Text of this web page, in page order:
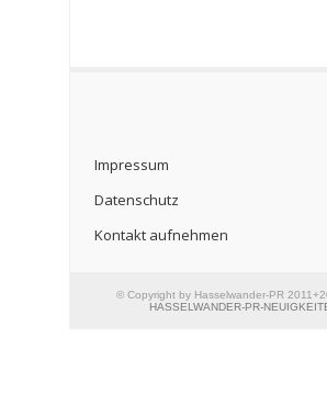
Impressum
Datenschutz
Kontakt aufnehmen
© Copyright by Hasselwander-PR
HASSELWANDER-PR-